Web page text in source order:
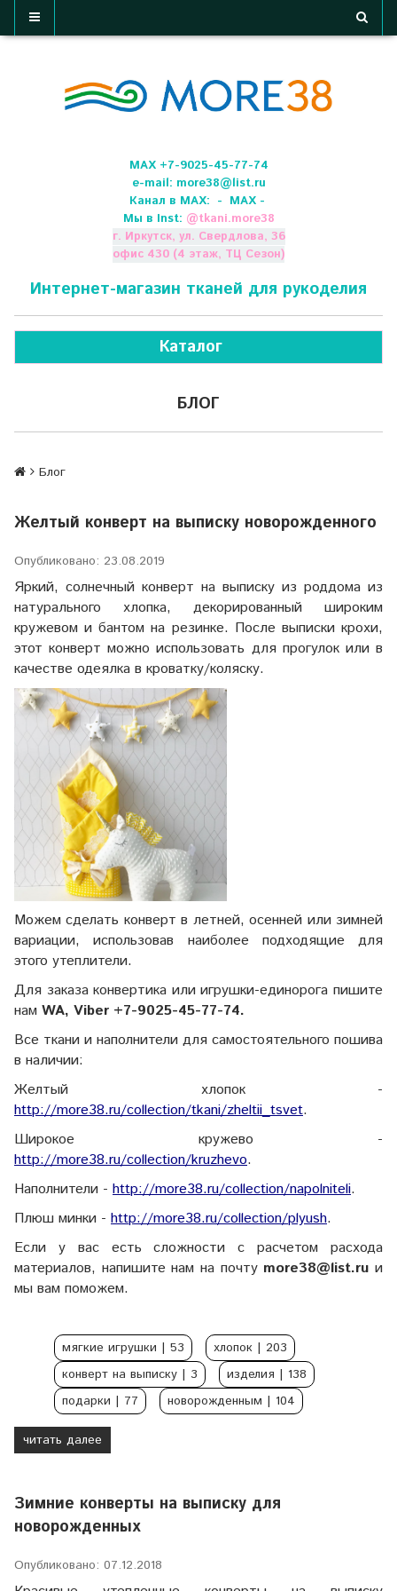
МАХ +7-9025-45-77-74
e-mail: more38@list.ru
Канал в МАХ: - МАХ -
Мы в Inst: @tkani.more38
г. Иркутск, ул. Свердлова, 36
офис 430 (4 этаж, ТЦ Сезон)
Интернет-магазин тканей для рукоделия
Каталог
БЛОГ
Блог
Желтый конверт на выписку новорожденного
Опубликовано: 23.08.2019
Яркий, солнечный конверт на выписку из роддома из
натурального хлопка, декорированный широким
кружевом и бантом на резинке. После выписки крохи,
этот конверт можно использовать для прогулок или в
качестве одеялка в кроватку/коляску.
Можем сделать конверт в летней, осенней или зимней
вариации, использовав наиболее подходящие для
этого утеплители.
Для заказа конвертика или игрушки-единорога пишите
нам WA, Viber +7-9025-45-77-74.
Все ткани и наполнители для самостоятельного пошива
в наличии:
Желтый хлопок -
http://more38.ru/collection/tkani/zheltii_tsvet.
Широкое кружево -
http://more38.ru/collection/kruzhevo.
Наполнители - http://more38.ru/collection/napolniteli.
Плюш минки - http://more38.ru/collection/plyush.
Если у вас есть сложности с расчетом расхода
материалов, напишите нам на почту more38@list.ru и
мы вам поможем.
мягкие игрушки | 53 хлопок | 203
конверт на выписку | 3 изделия | 138
подарки | 77 новорожденным | 104
читать далее
Зимние конверты на выписку для
новорожденных
Опубликовано: 07.12.2018